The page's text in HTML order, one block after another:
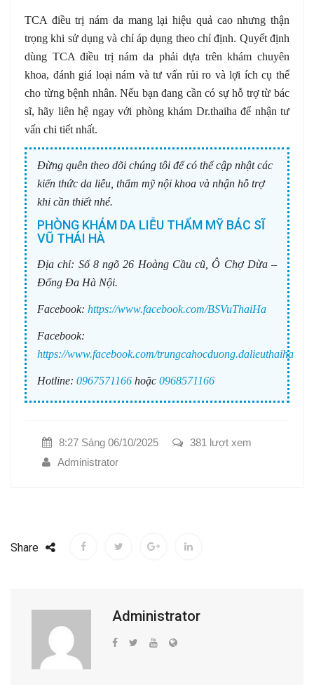
TCA điều trị nám da mang lại hiệu quả cao nhưng thận
trọng khi sử dụng và chỉ áp dụng theo chỉ định. Quyết định
dùng TCA điều trị nám da phải dựa trên khám chuyên
khoa, đánh giá loại nám và tư vấn rủi ro và lợi ích cụ thể
cho từng bệnh nhân. Nếu bạn đang cần có sự hỗ trợ từ bác
sĩ, hãy liên hệ ngay với phòng khám Dr.thaiha để nhận tư
vấn chi tiết nhất.
Đừng quên theo dõi chúng tôi để có thể cập nhật các
kiến thức da liễu, thẩm mỹ nội khoa và nhận hỗ trợ
khi cần thiết nhé.
PHÒNG KHÁM DA LIỄU THẨM MỸ BÁC SĨ
VŨ THÁI HÀ
Địa chỉ: Số 8 ngõ 26 Hoàng Cầu cũ, Ô Chợ Dừa –
Đống Đa Hà Nội.
Facebook: https://www.facebook.com/BSVuThaiHa
Facebook:
https://www.facebook.com/trungcahocduong.dalieuthaiha
Hotline: 0967571166 hoặc 0968571166
8:27 Sáng 06/10/2025
381 lượt xem
Administrator
Share
Administrator